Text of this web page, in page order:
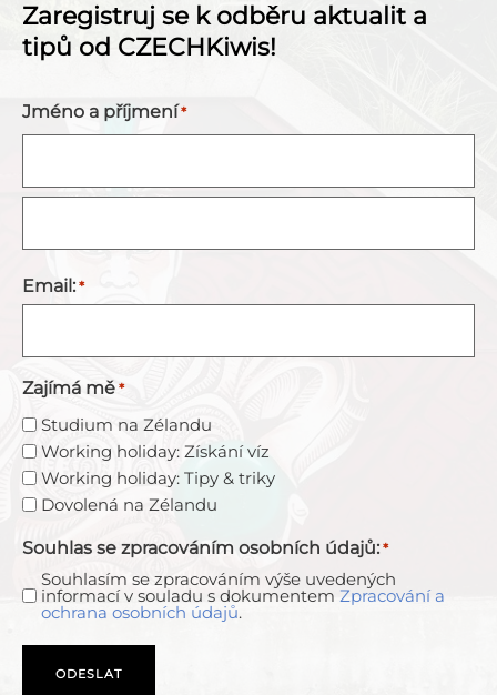
Zaregistruj se k odběru aktualit a
tipů od CZECHKiwis!
Jméno a příjmení *
Email: *
Zajímá mě *
Studium na Zélandu
Working holiday: Získání víz
Working holiday: Tipy & triky
Dovolená na Zélandu
Souhlas se zpracováním osobních údajů: *
Souhlasím se zpracováním výše uvedených
informací v souladu s dokumentem Zpracování a
ochrana osobních údajů.